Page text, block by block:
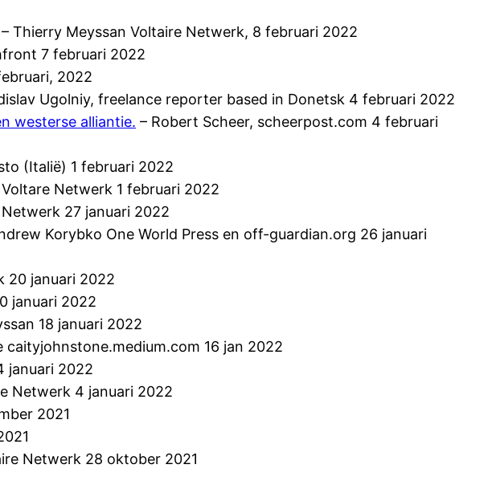
– Thierry Meyssan Voltaire Netwerk, 8 februari 2022
7 februari 2022
2022
Ugolniy, freelance reporter based in Donetsk 4 februari 2022
westerse alliantie. – Robert Scheer, scheerpost.com 4 februari
(Italië) 1 februari 2022
Netwerk 1 februari 2022
27 januari 2022
Korybko One World Press en off-guardian.org 26 januari
20 januari 2022
januari 2022
18 januari 2022
caityjohnstone.medium.com 16 jan 2022
januari 2022
Netwerk 4 januari 2022
2021
Netwerk 28 oktober 2021